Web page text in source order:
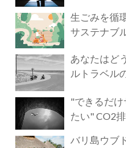
生ごみを循
サステナブ
あなたはどう旅する？
ルトラベル
"できるだけ
たい" CO2
バリ島ウブ